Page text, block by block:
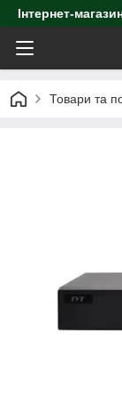
Інтернет-
Товари та